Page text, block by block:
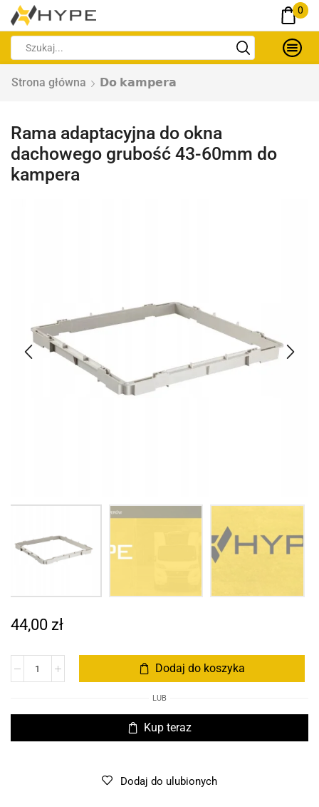
0
Strona główna 𝗗𝗼 𝗸𝗮𝗺𝗽𝗲𝗿𝗮
Rama adaptacyjna do okna
dachowego grubość 43-60mm do
kampera
44,00 zł
Dodaj do koszyka
LUB
Kup teraz
Dodaj do ulubionych